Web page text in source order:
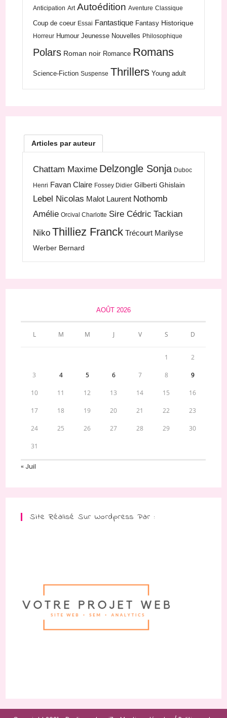
Anticipation Art Autoédition Aventure Classique
Coup de coeur Essai Fantastique Fantasy Historique
Horreur Humour Jeunesse Nouvelles Philosophique
Polars Roman noir Romance Romans
Science-Fiction Suspense Thrillers Young adult
Articles par auteur
Chattam Maxime Delzongle Sonja Duboc
Henri Favan Claire Fossey Didier Gilberti Ghislain
Lebel Nicolas Malot Laurent Nothomb
Amélie Orcival Charlotte Sire Cédric Tackian
Niko Thilliez Franck Trécourt Marilyse
Werber Bernard
AOÛT 2026
L M M J V S D
1 2
3 4 5 6 7 8 9
10 11 12 13 14 15 16
17 18 19 20 21 22 23
24 25 26 27 28 29 30
31
« Juil
Site Réalisé Sur Wordpress Par :